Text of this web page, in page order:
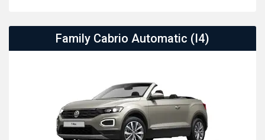
Family Cabrio Automatic (I4)